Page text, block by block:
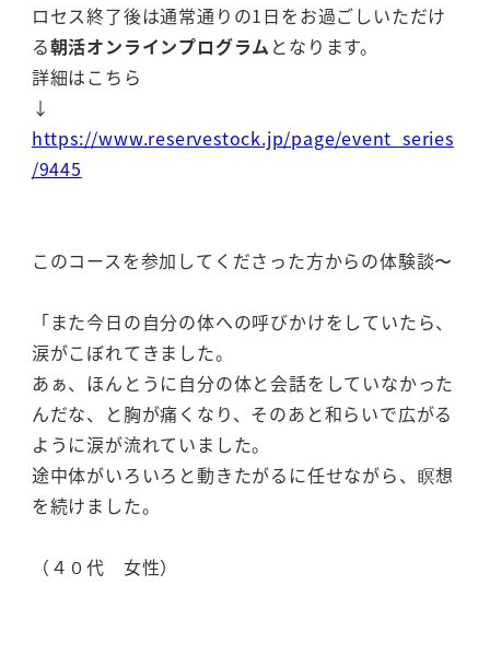
ロセス終了後は通常通りの1日をお過ごしいただけ
る朝活オンラインプログラム となります。
詳細はこちら
↓
https://www.reservestock.jp/page/event_series
/9445
このコースを参加してくださった方からの体験談〜
「また今日の自分の体への呼びかけをしていたら、
涙がこぼれてきました。
あぁ、ほんとうに自分の体と会話をしていなかった
んだな、と胸が痛くなり、そのあと和らいで広がる
ように涙が流れていました。
途中体がいろいろと動きたがるに任せながら、瞑想
を続けました。
（４０代 女性）